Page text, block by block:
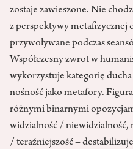
zostaje zawieszone. Nie
z perspektywy metafizycznej
przywoływane podczas
Współczesny zwrot w
wykorzystuje kategorię
nośność jako metafory.
różnymi binarnymi
widzialność / niewidzialność,
/ teraźniejszość –